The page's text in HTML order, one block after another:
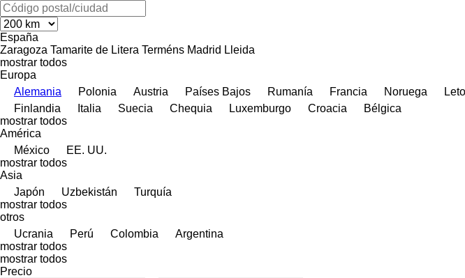
España
Zaragoza Tamarite de Litera Terméns Madrid Lleida
mostrar todos
Europa
Alemania
Polonia Austria Países Bajos Rumanía Francia Noruega
Finlandia
Italia Suecia Chequia Luxemburgo Croacia
Bélgica
mostrar todos
América
México
EE. UU.
mostrar todos
Asia
Japón
Uzbekistán
Turquía
mostrar todos
otros
Ucrania
Perú Colombia
Argentina
mostrar todos
mostrar todos
Precio